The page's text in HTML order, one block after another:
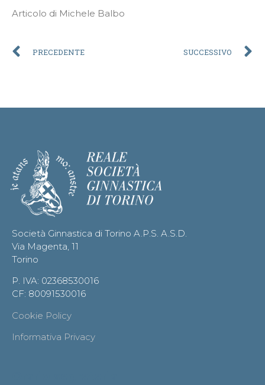
Articolo di Michele Balbo
PRECEDENTE SUCCESSIVO
Società Ginnastica di Torino A.P.S. A.S.D.
Via Magenta, 11
Torino
P. IVA: 02368530016
CF: 80091530016
Cookie Policy
Informativa Privacy